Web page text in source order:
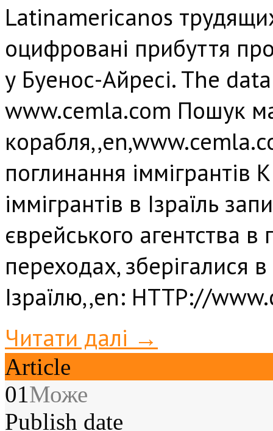
Latinamericanos
оцифровані прибуття
у Буенос-Айресі. The
www.cemla.com Пошук
поглинання іммігрантів
іммігрантів в Ізраїль
єврейського агентства
переходах, зберігалися
Ізраїлю,,en: HTTP://
Читати далі →
Article
01Може
Publish date